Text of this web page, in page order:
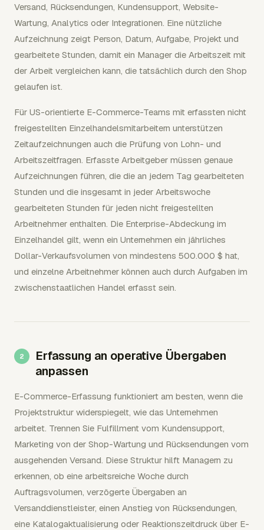
Versand, Rücksendungen, Kundensupport, Website-
Wartung, Analytics oder Integrationen. Eine nützliche
Aufzeichnung zeigt Person, Datum, Aufgabe, Projekt und
gearbeitete Stunden, damit ein Manager die Arbeitszeit mit
der Arbeit vergleichen kann, die tatsächlich durch den Shop
gelaufen ist.
Für US-orientierte E-Commerce-Teams mit erfassten nicht
freigestellten Einzelhandelsmitarbeitern unterstützen
Zeitaufzeichnungen auch die Prüfung von Lohn- und
Arbeitszeitfragen. Erfasste Arbeitgeber müssen genaue
Aufzeichnungen führen, die die an jedem Tag gearbeiteten
Stunden und die insgesamt in jeder Arbeitswoche
gearbeiteten Stunden für jeden nicht freigestellten
Arbeitnehmer enthalten. Die Enterprise-Abdeckung im
Einzelhandel gilt, wenn ein Unternehmen ein jährliches
Dollar-Verkaufsvolumen von mindestens 500.000 $ hat,
und einzelne Arbeitnehmer können auch durch Aufgaben im
zwischenstaatlichen Handel erfasst sein.
Erfassung an operative Übergaben
anpassen
E-Commerce-Erfassung funktioniert am besten, wenn die
Projektstruktur widerspiegelt, wie das Unternehmen
arbeitet. Trennen Sie Fulfillment vom Kundensupport,
Marketing von der Shop-Wartung und Rücksendungen vom
ausgehenden Versand. Diese Struktur hilft Managern zu
erkennen, ob eine arbeitsreiche Woche durch
Auftragsvolumen, verzögerte Übergaben an
Versanddienstleister, einen Anstieg von Rücksendungen,
eine Katalogaktualisierung oder Reaktionszeitdruck über E-